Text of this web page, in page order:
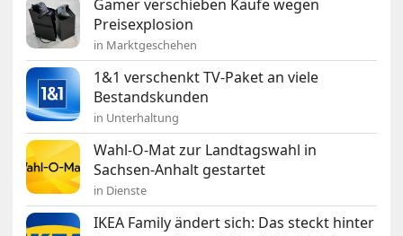
Gamer verschieben Käufe wegen
Preisexplosion
in Marktgeschehen
1&1 verschenkt TV-Paket an viele
Bestandskunden
in Unterhaltung
Wahl-O-Mat zur Landtagswahl in
Sachsen-Anhalt gestartet
in Dienste
IKEA Family ändert sich: Das steckt hinter